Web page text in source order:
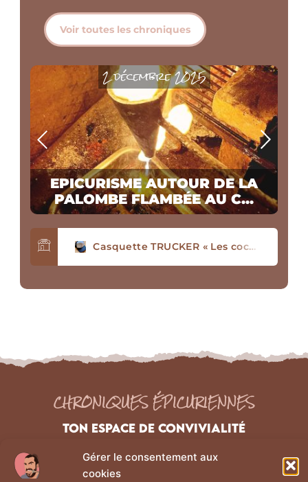
Gérer le consentement aux
cookies
Voir toutes les chroniques
2 décembre 2025
EPICURISME AUTOUR DE LA
PALOMBE FLAMBÉE AU C...
T-SHIRT « Les cochons ne sont pas seulement dans les boxons »
Casquette TRUCKER « Les cochons ne sont pas seulement dans les boxons »Tablier écoresponsable « Les cochons ne sont pas seulement dans les boxons
Tablier avec poche en coton Bio « J’ai le vent en poulpe »
CHRONIQUES ÉPICURIENNES
TON ESPACE DE CONVIVIALITÉ
NAVIGATION Liens Légaux